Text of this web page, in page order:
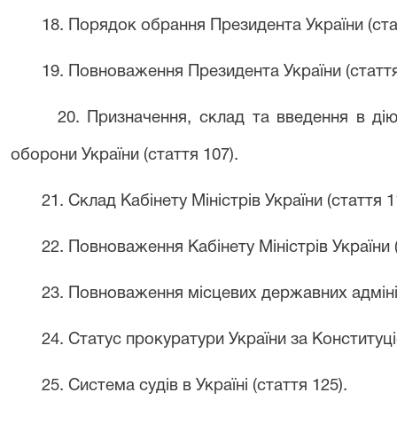
18. Порядок обрання Президента України
19. Повноваження Президента України
20. Призначення, склад та введення в
оборони України (стаття 107).
21. Склад Кабінету Міністрів України (стаття
22. Повноваження Кабінету Міністрів України
23. Повноваження місцевих державних
24. Статус прокуратури України за
25. Система судів в Україні (стаття 125).